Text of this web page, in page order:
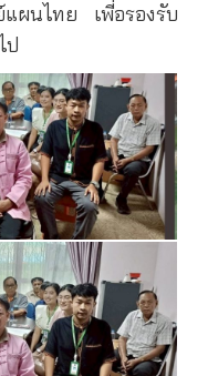
ผนไทย เพี่อรองรับ
ป